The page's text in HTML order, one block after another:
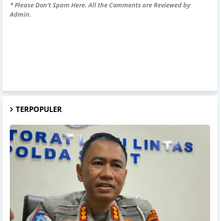
* Please Don't Spam Here. All the Comments are Reviewed by
Admin.
TERPOPULER